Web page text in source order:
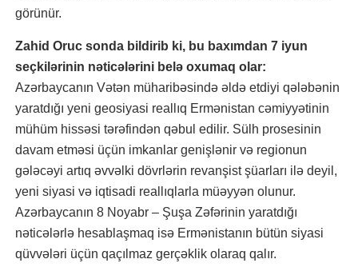
görünür.
Zahid Oruc sonda bildirib ki, bu baxımdan 7 iyun
seçkilərinin nəticələrini belə oxumaq olar:
Azərbaycanın Vətən müharibəsində əldə etdiyi qələbənin
yaratdığı yeni geosiyasi reallıq Ermənistan cəmiyyətinin
mühüm hissəsi tərəfindən qəbul edilir. Sülh prosesinin
davam etməsi üçün imkanlar genişlənir və regionun
gələcəyi artıq əvvəlki dövrlərin revanşist şüarları ilə deyil,
yeni siyasi və iqtisadi reallıqlarla müəyyən olunur.
Azərbaycanın 8 Noyabr – Şuşa Zəfərinin yaratdığı
nəticələrlə hesablaşmaq isə Ermənistanın bütün siyasi
qüvvələri üçün qaçılmaz gerçəklik olaraq qalır.